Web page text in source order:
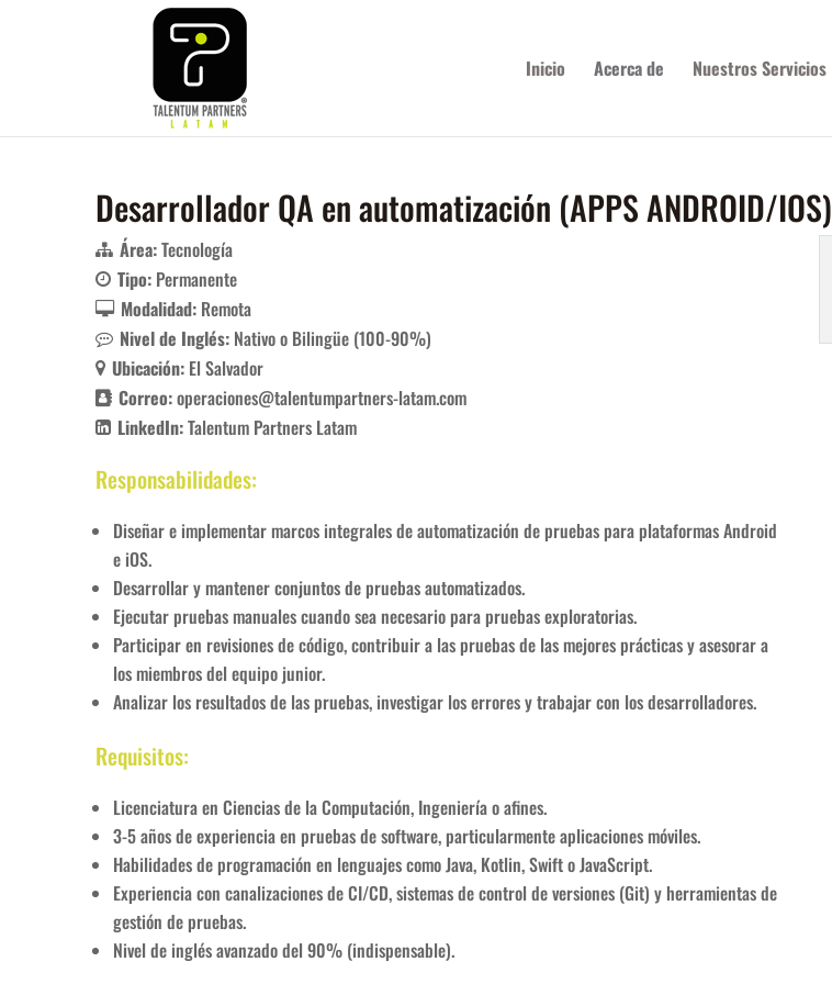
Inicio Acerca de Nuestros Servicios
Desarrollador QA en automatización (APPS ANDROID/IOS)
Área:Tecnología
Tipo: Permanente
Modalidad: Remota
Nivel de Inglés: Nativo o Bilingüe (100-90%)
Ubicación: El Salvador
Correo:operaciones@talentumpartners-latam.com
LinkedIn:Talentum Partners Latam
Responsabilidades:
Diseñar e implementar marcos integrales de automatización de pruebas para plataformas Android
e iOS.
Desarrollar y mantener conjuntos de pruebas automatizados.
Ejecutar pruebas manuales cuando sea necesario para pruebas exploratorias.
Participar en revisiones de código, contribuir a las pruebas de las mejores prácticas y asesorar a
los miembros del equipo junior.
Analizar los resultados de las pruebas, investigar los errores y trabajar con los desarrolladores.
Requisitos:
Licenciatura en Ciencias de la Computación, Ingeniería o afines.
3-5 años de experiencia en pruebas de software, particularmente aplicaciones móviles.
Habilidades de programación en lenguajes como Java, Kotlin, Swift o JavaScript.
Experiencia con canalizaciones de CI/CD, sistemas de control de versiones (Git) y herramientas de
gestión de pruebas.
Nivel de inglés avanzado del 90% (indispensable).